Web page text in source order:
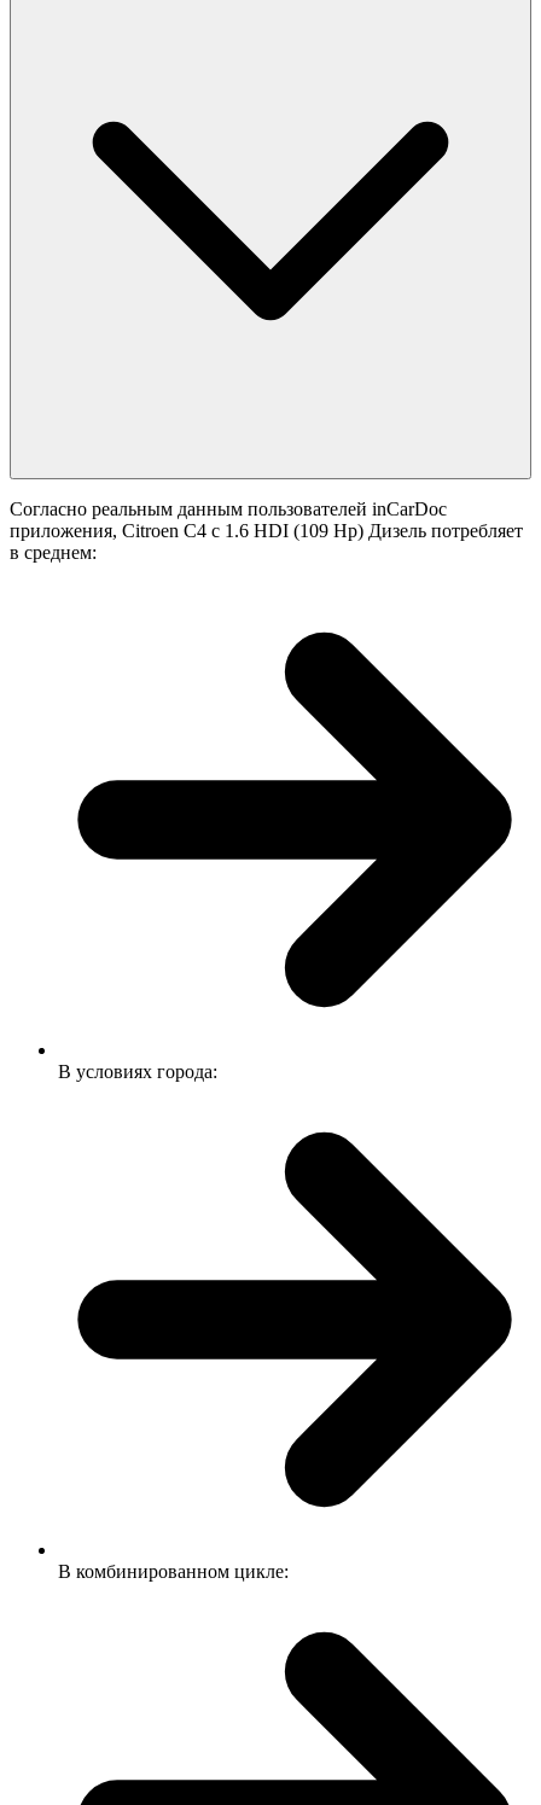
Согласно реальным данным пользователей inCarDoc
приложения, Citroen C4 с 1.6 HDI (109 Hp) Дизель потребляет
в среднем:
В условиях города:
В комбинированном цикле: